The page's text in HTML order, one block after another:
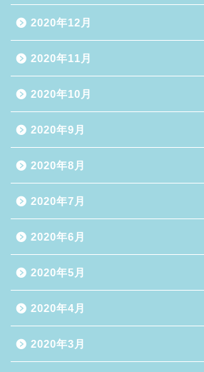
2020年12月
2020年11月
2020年10月
2020年9月
2020年8月
2020年7月
2020年6月
2020年5月
2020年4月
2020年3月